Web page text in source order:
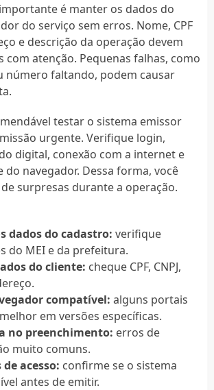
é manter os dados do
do serviço sem erros. Nome, CPF
e descrição da operação devem
com atenção. Pequenas falhas, como
número faltando, podem causar
testar o sistema emissor
urgente. Verifique login,
digital, conexão com a internet e
navegador. Dessa forma, você
surpresas durante a operação.
dados do cadastro: verifique
do MEI e da prefeitura.
do cliente: cheque CPF, CNPJ,
compatível: alguns portais
em versões específicas.
no preenchimento: erros de
muito comuns.
acesso: confirme se o sistema
antes de emitir.